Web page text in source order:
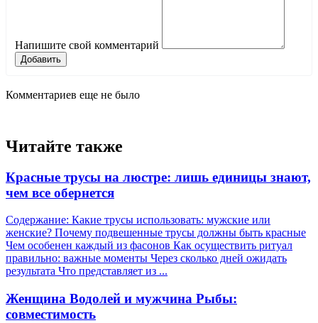
Напишите свой комментарий
Добавить
Комментариев еще не было
Читайте также
Красные трусы на люстре: лишь единицы знают,
чем все обернется
Содержание: Какие трусы использовать: мужские или
женские? Почему подвешенные трусы должны быть красные
Чем особенен каждый из фасонов Как осуществить ритуал
правильно: важные моменты Через сколько дней ожидать
результата Что представляет из ...
Женщина Водолей и мужчина Рыбы:
совместимость